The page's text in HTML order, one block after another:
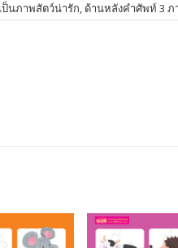
ป็นภาพสัตว์น่ารัก, ด้านหลังคำศัพท์ 3